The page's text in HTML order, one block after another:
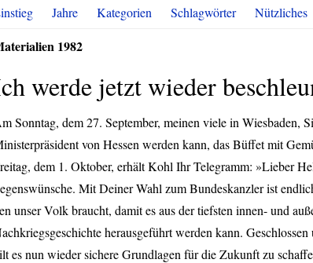
Jahre Kategorien Schlagwörter Nützliches
1982
werde jetzt wieder
Sonntag, dem 27. September, meinen viele in Wiesbaden,
von Hessen werden kann, das Büffet mit
dem 1. Oktober, erhält Kohl Ihr Telegramm: »Lieber
Mit Deiner Wahl zum Bundeskanzler ist
unser Volk braucht, damit es aus der tiefsten innen- und
herausgeführt werden kann.
es nun wieder sichere Grundlagen für die Zukunft zu